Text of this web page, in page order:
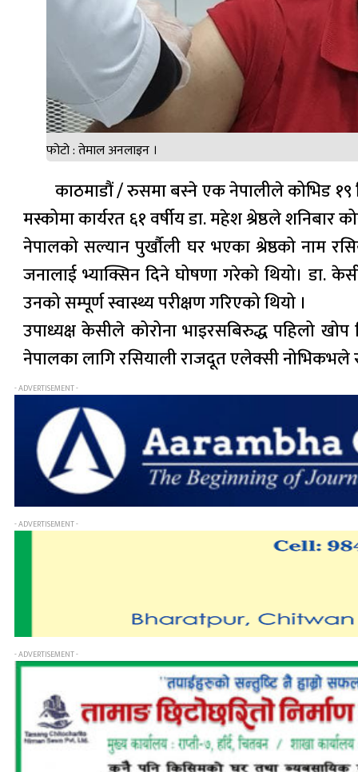
फोटो : तेमाल अनलाइन ।
काठमाडौं / रुसमा बस्ने एक नेपालीले कोभिड
मस्कोमा कार्यरत ६१ वर्षीय डा. महेश श्रेष्ठले शनिबार
नेपालको सल्यान पुर्खौली घर भएका श्रेष्ठको नाम
जनालाई भ्याक्सिन दिने घोषणा गरेको थियो। डा.
उनको सम्पूर्ण स्वास्थ्य परीक्षण गरिएको थियो ।
उपाध्यक्ष केसीले कोरोना भाइरसबिरुद्ध पहिलो
नेपालका लागि रसियाली राजदूत एलेक्सी नोभिकभले
- ADVERTISEMENT -
- ADVERTISEMENT -
- ADVERTISEMENT -